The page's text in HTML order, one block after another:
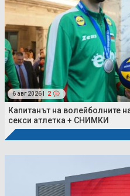
6 авг 2026 | 2
Капитанът на волейболните
секси атлетка + СНИМКИ